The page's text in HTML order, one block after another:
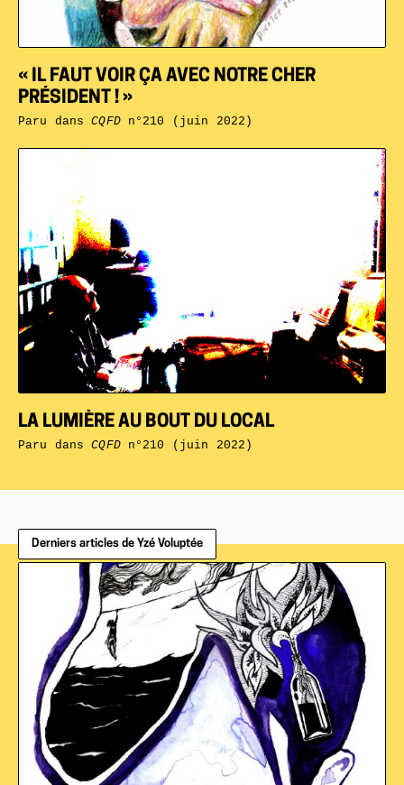
LA LUMIÈRE AU BOUT DU LOCAL
Paru dansCQFDn°210 (juin 2022)
« IL FAUT VOIR ÇA AVEC NOTRE CHER
PRÉSIDENT ! »
Paru dansCQFDn°210 (juin 2022)
Derniers articles de Yzé Voluptée